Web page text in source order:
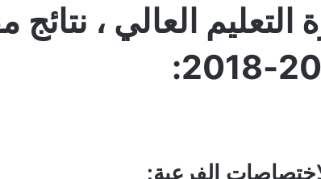
التعليم العالي ،
الفرعية: